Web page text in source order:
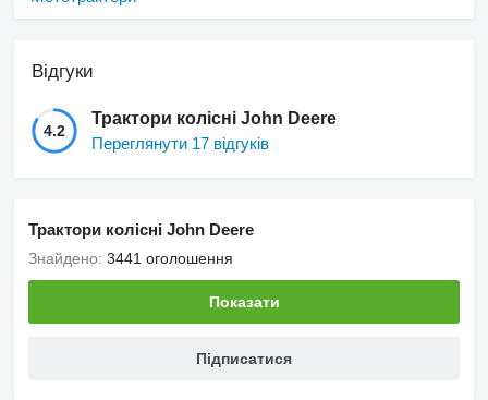
Відгуки
4.2
Трактори колісні John Deere
Переглянути 17 відгуків
Трактори колісні John Deere
Знайдено: 3441 оголошення
Показати
Підписатися